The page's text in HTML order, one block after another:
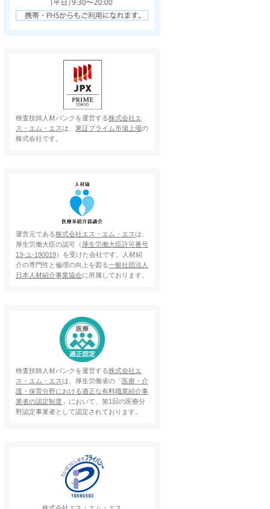
検査技師人材バンクを運営する株式会社エ
ス・エム・エスは、 東証プライム市場上場の
株式会社です。
運営元である株式会社エス・エム・エスは、
厚生労働大臣の認可（ 厚生労働大臣許可番号
13-ユ-190019）を受けた会社です。人材紹
介の専門性と倫理の向上を図る一般社団法人
日本人材紹介事業協会に所属しております。
検査技師人材バンクを運営する株式会社エ
ス・エム・エスは、厚生労働省の「 医療・介
護・保育分野における適正な有料職業紹介事
業者の認定制度」において、第1回の医療分
野認定事業者として認定されております。